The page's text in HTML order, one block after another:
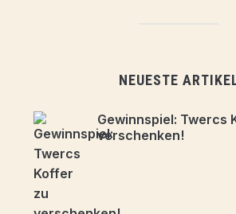
NEUESTE
Gewinnspiel: Twercs
verschenken!